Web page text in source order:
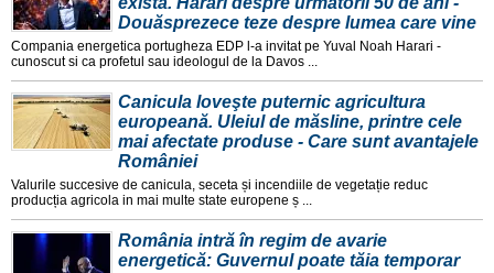
Douăsprezece teze despre lumea care vine
Compania energetica portugheza EDP l-a invitat pe Yuval Noah Harari -
cunoscut si ca profetul sau ideologul de la Davos ...
Canicula loveşte puternic agricultura
europeană. Uleiul de măsline, printre cele
mai afectate produse - Care sunt avantajele
României
Valurile succesive de canicula, seceta și incendiile de vegetație reduc
producția agricola in mai multe state europene ș ...
România intră în regim de avarie
energetică: Guvernul poate tăia temporar